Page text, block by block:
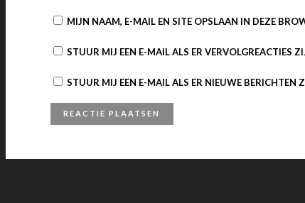
MIJN NAAM, E-MAIL EN SITE OPSLAAN IN DEZE
STUUR MIJ EEN E-MAIL ALS ER VERVOLGREACTIES
STUUR MIJ EEN E-MAIL ALS ER NIEUWE BERICHTEN